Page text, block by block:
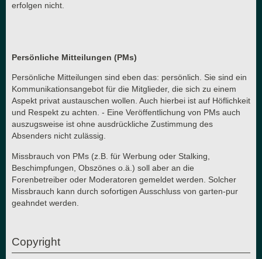
erfolgen nicht.
Persönliche Mitteilungen (PMs)
Persönliche Mitteilungen sind eben das: persönlich. Sie sind ein
Kommunikationsangebot für die Mitglieder, die sich zu einem
Aspekt privat austauschen wollen. Auch hierbei ist auf Höflichkeit
und Respekt zu achten. - Eine Veröffentlichung von PMs auch
auszugsweise ist ohne ausdrückliche Zustimmung des
Absenders nicht zulässig.
Missbrauch von PMs (z.B. für Werbung oder Stalking,
Beschimpfungen, Obszönes o.ä.) soll aber an die
Forenbetreiber oder Moderatoren gemeldet werden. Solcher
Missbrauch kann durch sofortigen Ausschluss von garten-pur
geahndet werden.
Copyright